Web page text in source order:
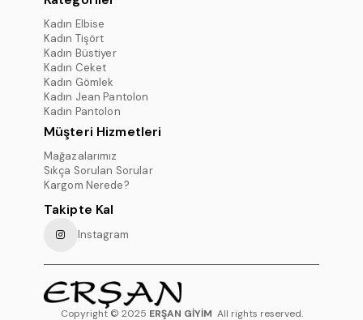
Kadın Elbise
Kadın Tişört
Kadın Büstiyer
Kadın Ceket
Kadın Gömlek
Kadın Jean Pantolon
Kadın Pantolon
Müşteri Hizmetleri
Mağazalarımız
Sıkça Sorulan Sorular
Kargom Nerede?
Takipte Kal
Instagram
Copyright © 2025 ERŞAN GİYİM All rights reserved.